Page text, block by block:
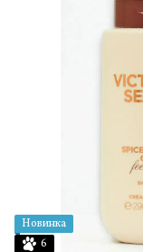
Новинка
6